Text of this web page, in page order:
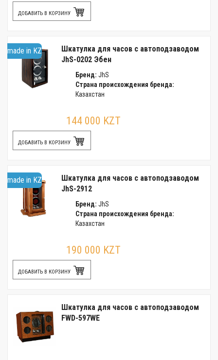
ДОБАВИТЬ В КОРЗИНУ
made in KZ
Шкатулка для часов с автоподзаводом
JhS-0202 Эбен
Бренд: JhS
Страна происхождения бренда:
Казахстан
144 000 KZT
ДОБАВИТЬ В КОРЗИНУ
made in KZ
Шкатулка для часов с автоподзаводом
JhS-2912
Бренд: JhS
Страна происхождения бренда:
Казахстан
190 000 KZT
ДОБАВИТЬ В КОРЗИНУ
Шкатулка для часов с автоподзаводом
FWD-597WE